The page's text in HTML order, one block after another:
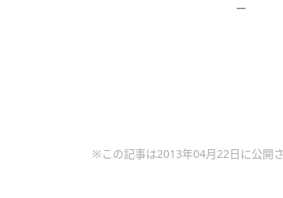
ー
※この記事は2013年04月22日に公開